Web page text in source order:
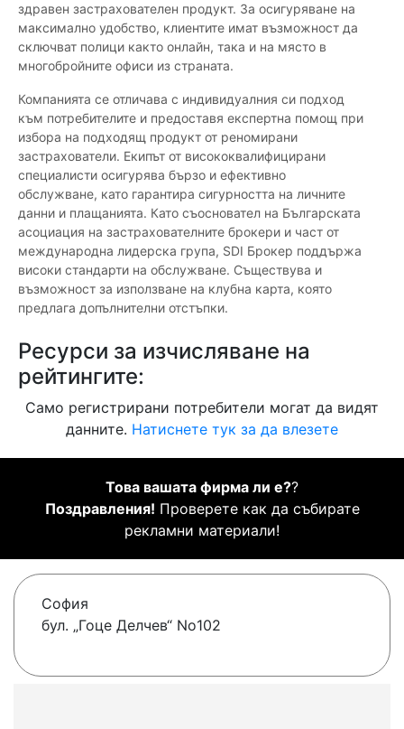
здравен застрахователен продукт. За осигуряване на
максимално удобство, клиентите имат възможност да
сключват полици както онлайн, така и на място в
многобройните офиси из страната.
Компанията се отличава с индивидуалния си подход
към потребителите и предоставя експертна помощ при
избора на подходящ продукт от реномирани
застрахователи. Екипът от висококвалифицирани
специалисти осигурява бързо и ефективно
обслужване, като гарантира сигурността на личните
данни и плащанията. Като съосновател на Българската
асоциация на застрахователните брокери и част от
международна лидерска група, SDI Брокер поддържа
високи стандарти на обслужване. Съществува и
възможност за използване на клубна карта, която
предлага допълнителни отстъпки.
Ресурси за изчисляване на
рейтингите:
Само регистрирани потребители могат да видят
данните. Натиснете тук за да влезете
Това вашата фирма ли е??
Поздравления! Проверете как да събирате
рекламни материали!
София
бул. „Гоце Делчев“ No102